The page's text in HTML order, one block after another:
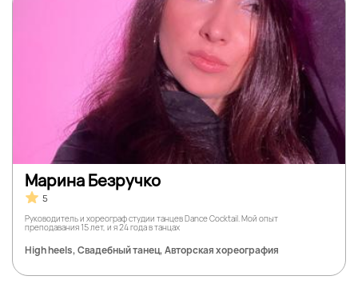
Марина Безручко
5
Руководитель и хореограф студии танцев Dance Cocktail. Мой опыт
преподавания 15 лет, и я 24 года в танцах
High heels, Свадебный танец, Авторская хореография